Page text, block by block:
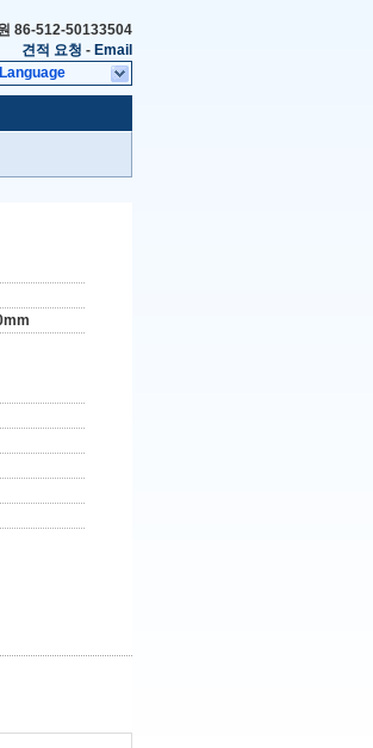
86-512-50133504
견적 요청 - Email